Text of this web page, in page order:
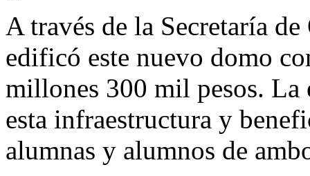
A través de la Secretaría
edificó este nuevo domo
millones 300 mil pesos. La
esta infraestructura y
alumnas y alumnos de